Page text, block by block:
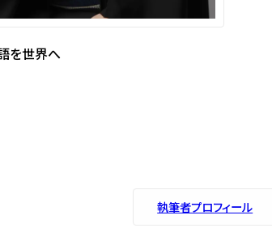
を世界へ
執筆者プロフィール